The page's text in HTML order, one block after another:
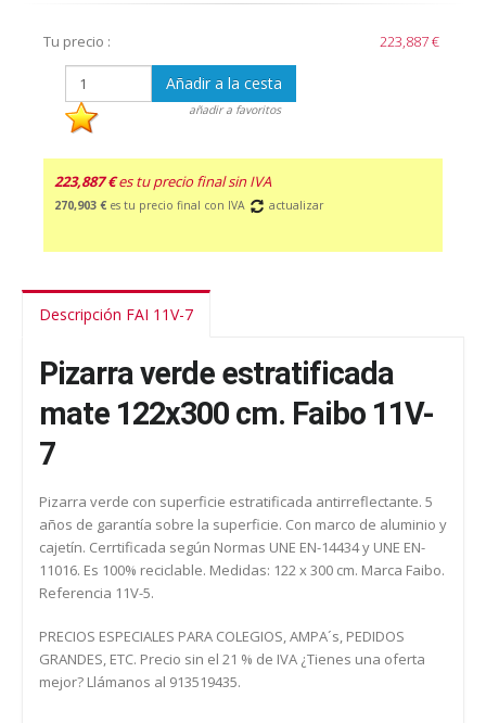
Tu precio : 223,887 €
Añadir a la cesta
añadir a favoritos
223,887 € es tu precio final sin IVA
270,903 € es tu precio final con IVA actualizar
Descripción FAI 11V-7
Pizarra verde estratificada
mate 122x300 cm. Faibo 11V-
7
Pizarra verde con superficie estratificada antirreflectante. 5
años de garantía sobre la superficie. Con marco de aluminio y
cajetín. Cerrtificada según Normas UNE EN-14434 y UNE EN-
11016. Es 100% reciclable. Medidas: 122 x 300 cm. Marca Faibo.
Referencia 11V-5.
PRECIOS ESPECIALES PARA COLEGIOS, AMPA´s, PEDIDOS
GRANDES, ETC. Precio sin el 21 % de IVA ¿Tienes una oferta
mejor? Llámanos al 913519435.